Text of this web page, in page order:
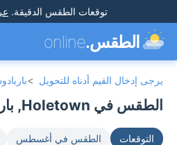
توقعات الطقس الدقيقة.
الطقس.online
يرجى إدخال القيم أدناه للتحويل >
الطقس في Holetown, باربادوس 🇧🇧
التوقعات الطقس في أغسطس